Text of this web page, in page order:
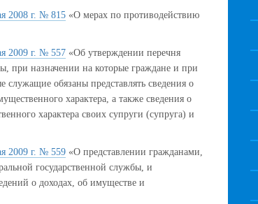
2008 г. № 815 «О мерах по противодействию
2009 г. № 557 «Об утверждении перечня
при назначении на которые граждане и при
служащие обязаны представлять сведения о
характера, а также сведения о
характера своих супруги (супруга) и
2009 г. № 559 «О представлении гражданами,
государственной службы, и
о доходах, об имуществе и